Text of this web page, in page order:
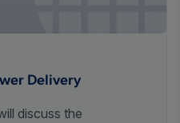
Delivery
discuss the